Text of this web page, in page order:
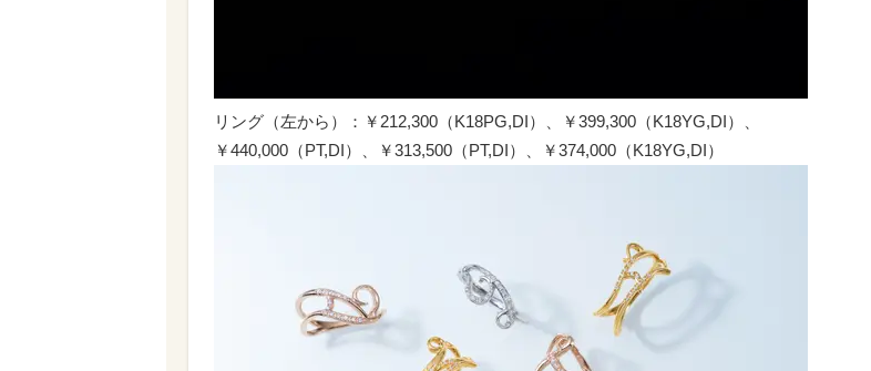
リング（左から）：￥212,300（K18PG,DI）、￥399,300（K18YG,DI）、
￥440,000（PT,DI）、￥313,500（PT,DI）、￥374,000（K18YG,DI）